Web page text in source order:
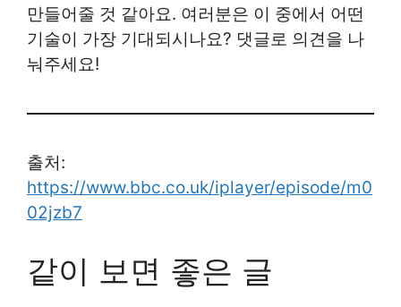
만들어줄 것 같아요. 여러분은 이 중에서 어떤
기술이 가장 기대되시나요? 댓글로 의견을 나
눠주세요!
출처:
https://www.bbc.co.uk/iplayer/episode/m0
02jzb7
같이 보면 좋은 글